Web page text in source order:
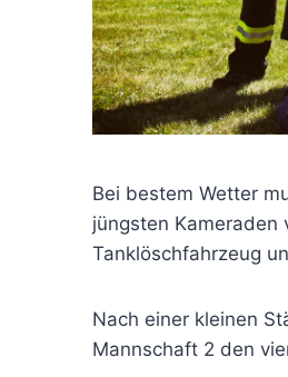
Bei bestem Wetter
jüngsten Kameraden
Tanklöschfahrzeug
Nach einer kleinen
Mannschaft 2 den